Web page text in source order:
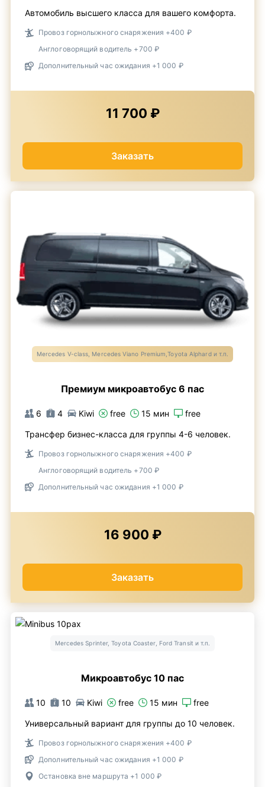
Автомобиль высшего класса для вашего комфорта.
Провоз горнолыжного снаряжения +400 ₽
Англоговорящий водитель +700 ₽
Дополнительный час ожидания +1 000 ₽
11 700 ₽
Заказать
Mercedes V-class, Mercedes Viano Premium,Toyota Alphard и т.п.
Премиум микроавтобус 6 пас
6 4 Kiwi free 15 мин free
Трансфер бизнес-класса для группы 4-6 человек.
Провоз горнолыжного снаряжения +400 ₽
Англоговорящий водитель +700 ₽
Дополнительный час ожидания +1 000 ₽
16 900 ₽
Заказать
Mercedes Sprinter, Toyota Coaster, Ford Transit и т.п.
Микроавтобус 10 пас
10 10 Kiwi free 15 мин free
Универсальный вариант для группы до 10 человек.
Провоз горнолыжного снаряжения +400 ₽
Дополнительный час ожидания +1 000 ₽
Остановка вне маршрута +1 000 ₽